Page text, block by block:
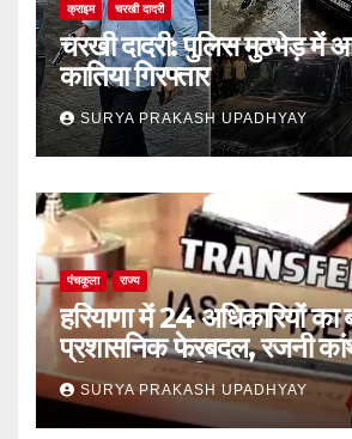
क्राइम चरखी दादरी
चरखी दादरी: पुलिस मुठभेड़ में
कातिया गिरफ्तार
SURYA PRAKASH UPADHYAY
पंचकूला राज्य
हरियाणा में 24 अधिकारियों का
प्रशासनिक फेरबदल, रजनी
वरिष्ठ IAS शामिल
SURYA PRAKASH UPADHYAY